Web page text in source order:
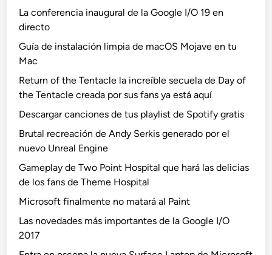
La conferencia inaugural de la Google I/O 19 en
directo
Guía de instalación limpia de macOS Mojave en tu
Mac
Return of the Tentacle la increíble secuela de Day of
the Tentacle creada por sus fans ya está aquí
Descargar canciones de tus playlist de Spotify gratis
Brutal recreación de Andy Serkis generado por el
nuevo Unreal Engine
Gameplay de Two Point Hospital que hará las delicias
de los fans de Theme Hospital
Microsoft finalmente no matará al Paint
Las novedades más importantes de la Google I/O
2017